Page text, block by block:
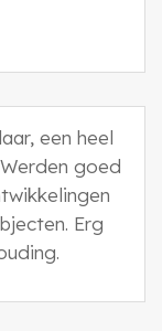
een heel
goed
Erg